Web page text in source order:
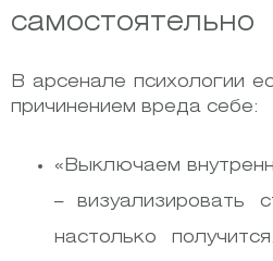
самостоятельно
В арсенале психологии
причинением вреда себе:
«Выключаем
– визуализировать
настолько